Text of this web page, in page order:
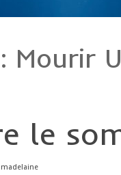
Mourir
le